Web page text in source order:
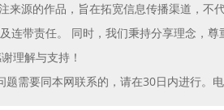
来源的作品，旨在拓宽信息传播渠道，不
连带责任。 同时，我们秉持分享理念，
理解与支持！
需要同本网联系的，请在30日内进行。